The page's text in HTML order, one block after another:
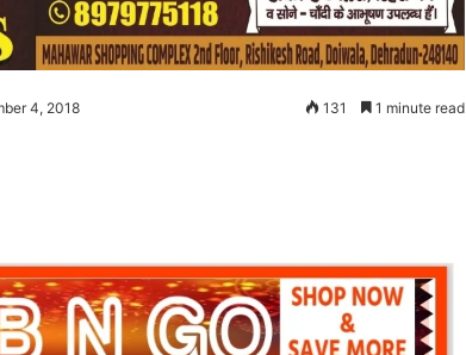
4, 2018 131 1 minute read